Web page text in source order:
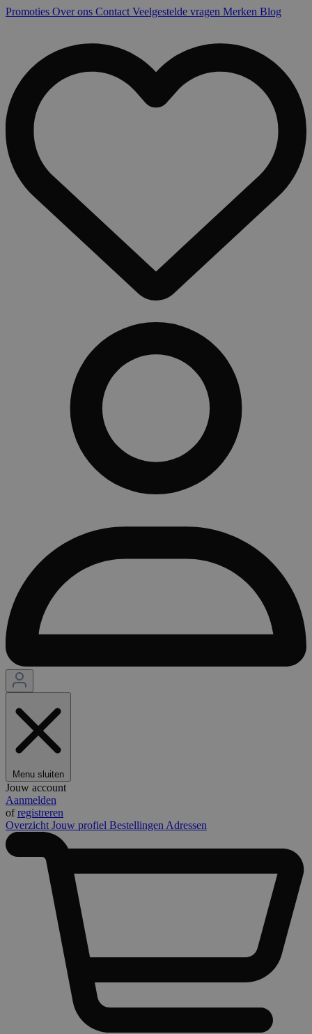
Promoties Over ons Contact Veelgestelde vragen Merken Blog
Menu sluiten
Jouw account
Aanmelden
ofregistreren
Overzicht Jouw profiel Bestellingen Adressen